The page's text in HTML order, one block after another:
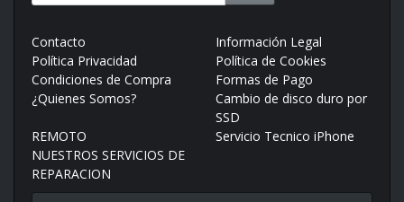
Contacto
Información Legal
Política Privacidad
Política de Cookies
Condiciones de Compra
Formas de Pago
¿Quienes Somos?
Cambio de disco duro por
SSD
REMOTO
Servicio Tecnico iPhone
NUESTROS SERVICIOS DE
REPARACION